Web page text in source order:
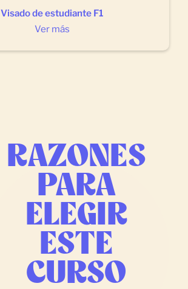
Visado de estudiante F1
Ver más
RAZONES
PARA
ELEGIR
ESTE
CURSO